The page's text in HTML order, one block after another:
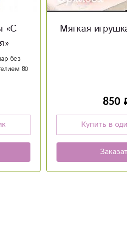
Мягкая
950
Купить в